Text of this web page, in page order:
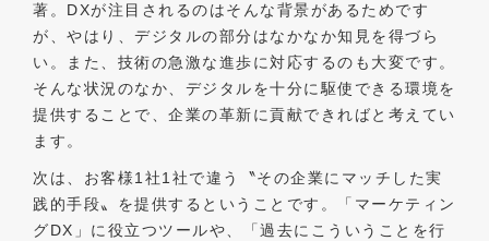
著。DXが注目されるのはそんな背景があるためです
が、やはり、デジタルの部分はなかなか知見を得づら
い。また、技術の急激な進歩に対応するのも大変です。
そんな状況のなか、デジタルを十分に駆使できる環境を
提供することで、企業の革新に貢献できればと考えてい
ます。
次は、お客様1社1社で違う〝その企業にマッチした実
践的手段〟を提供するということです。「マーケティン
グDX」に役立つツールや、「過去にこういうことを行